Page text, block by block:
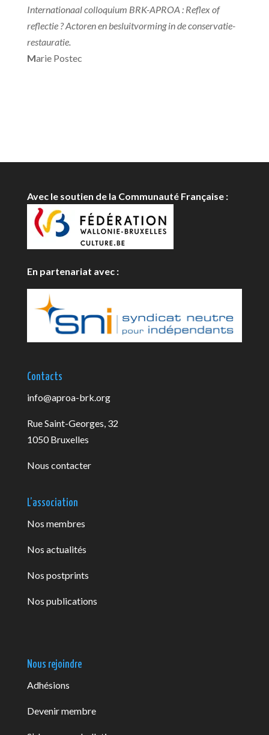
Internationaal colloquium BRK-APROA : Reflex of
reflectie ? Actoren en besluitvorming in de conservatie-
restauratie.
Marie Postec
Avec le soutien de la Communauté Française :
En partenariat avec :
Contacts
info@aproa-brk.org
Rue Saint-Georges, 32
1050 Bruxelles
Nous contacter
L’association
Nos membres
Nos actualités
Nos postprints
Nos publications
Nous rejoindre
Adhésions
Devenir membre